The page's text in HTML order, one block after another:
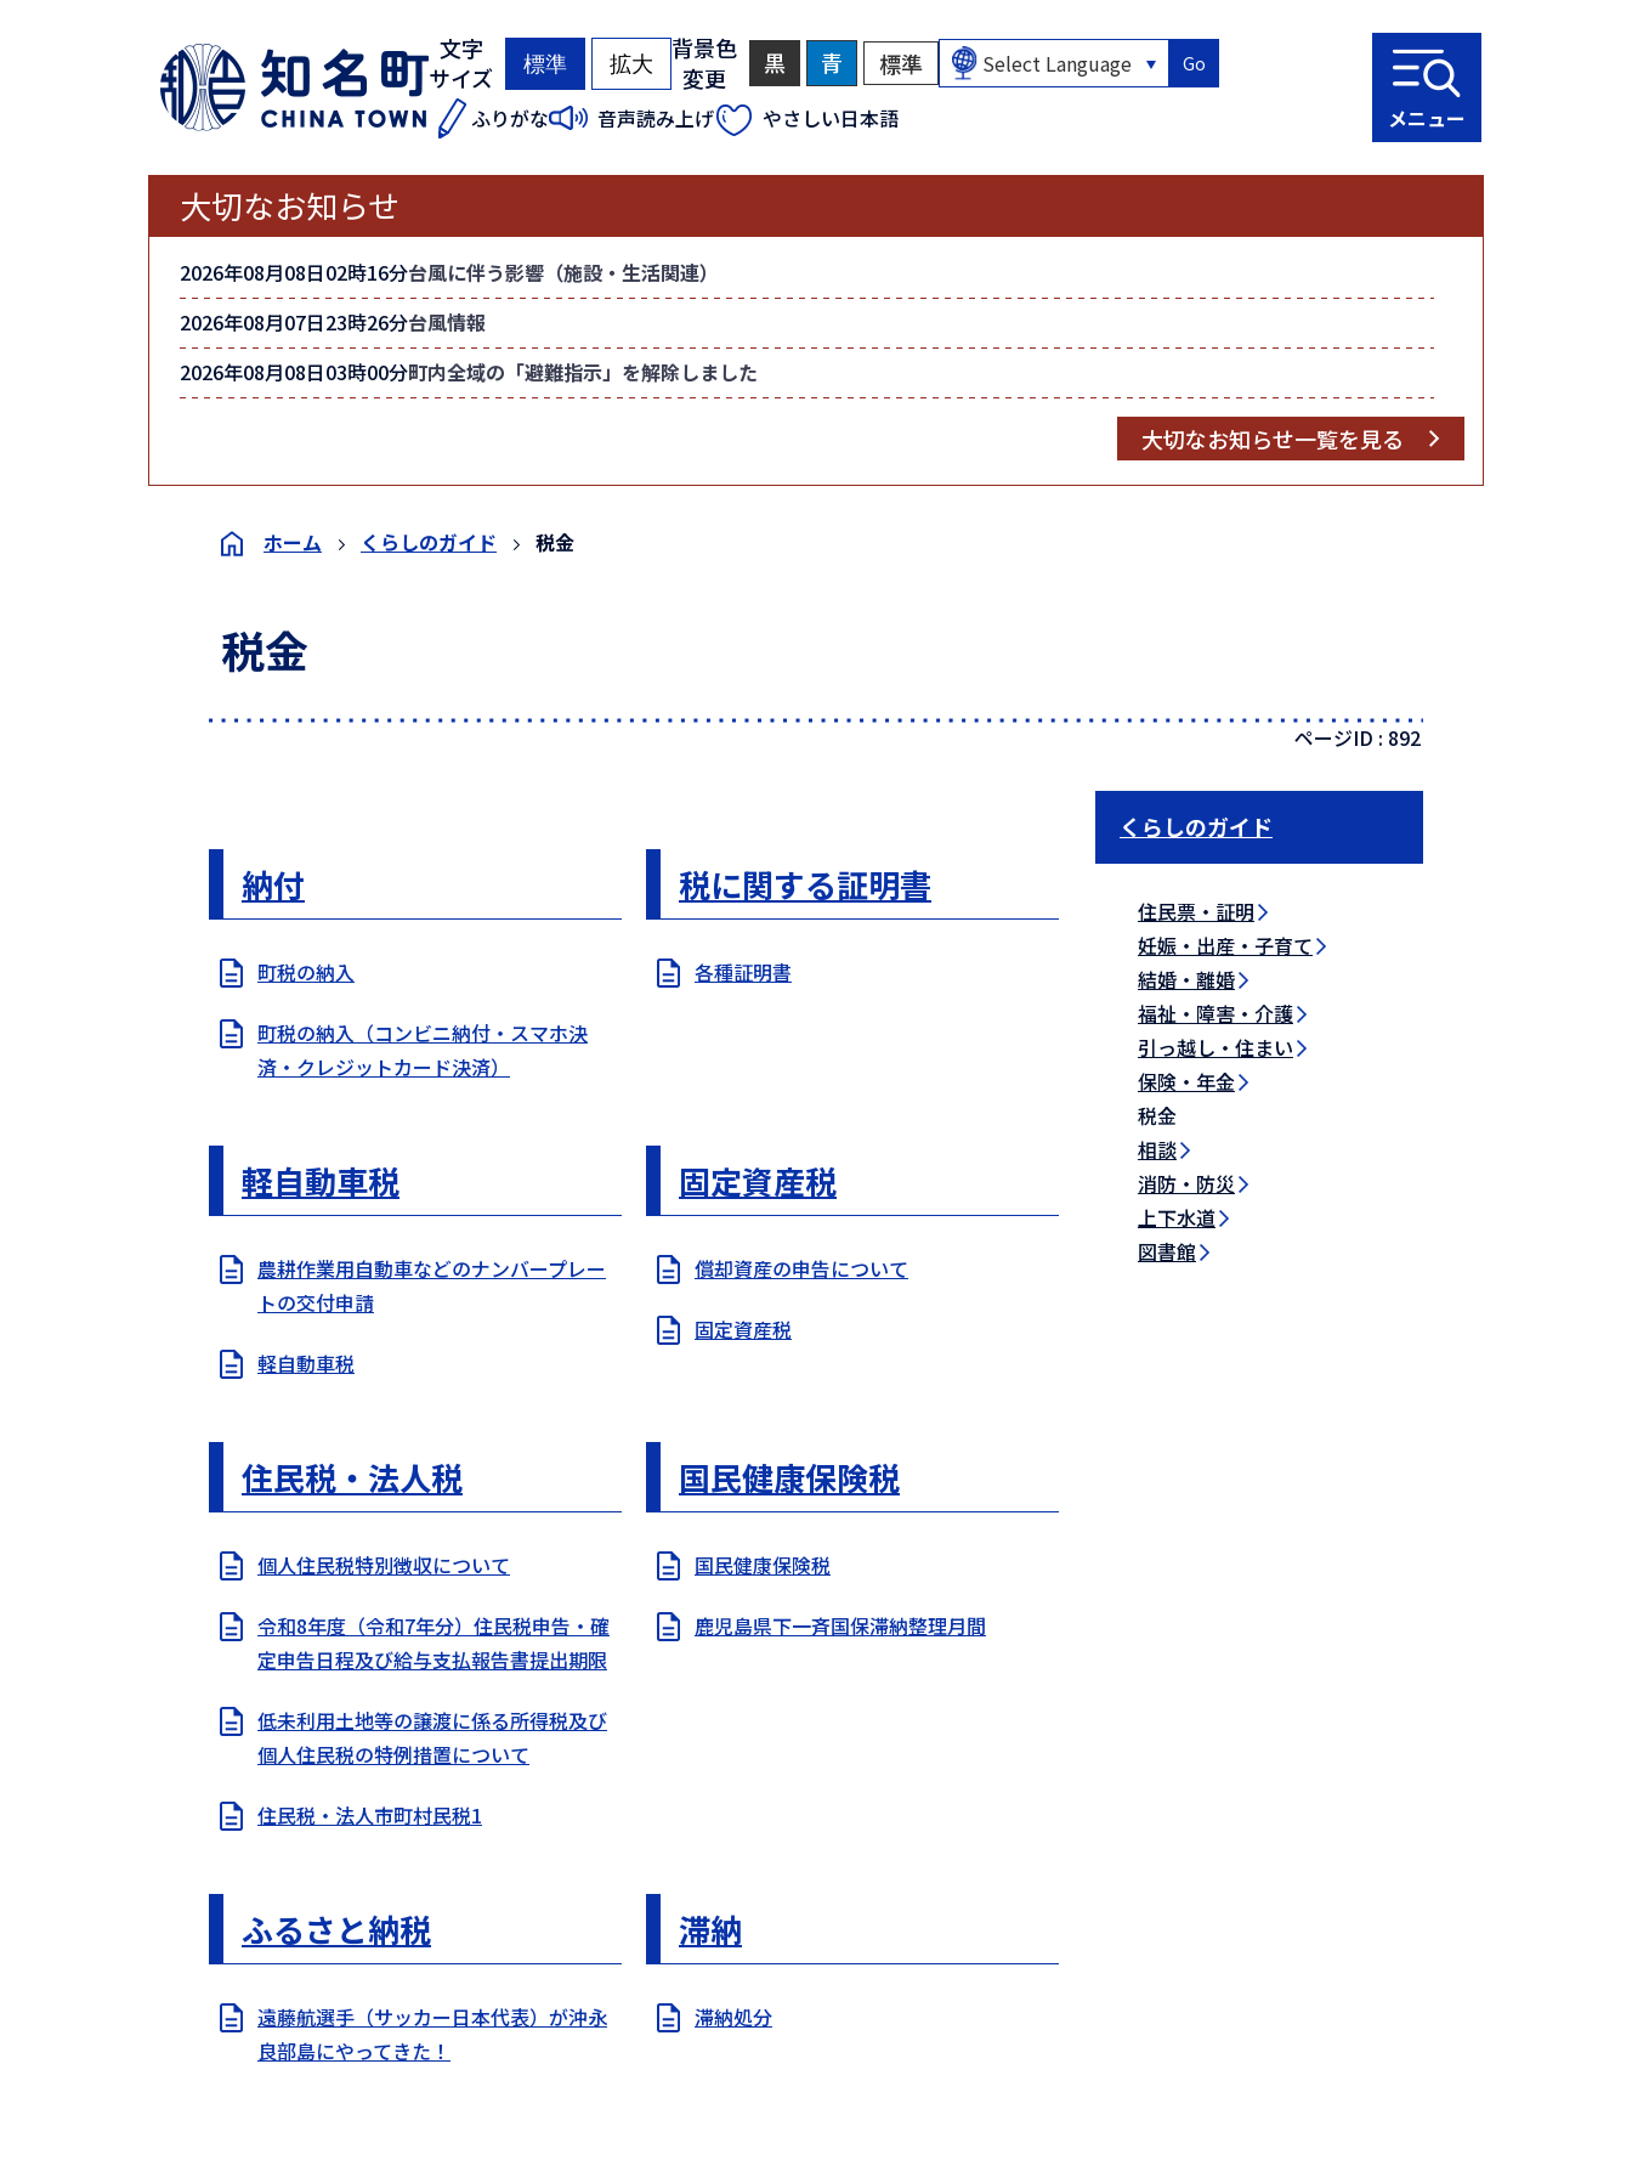
文字
サイズ
標準
（
期
拡大
（
期
背景色
変更
黒
景
色
を
色
る
青
景
色
を
色
る
標準
景
に
Go
ふりがな 音声読み上げ やさしい日本語 メニュー
大切なお知らせ
2026年08月08日02時16分台風に伴う影響（施設・生活関連）
2026年08月07日23時26分台風情報
2026年08月08日03時00分町内全域の「避難指示」を解除しました
大切なお知らせ一覧を見る
ホーム くらしのガイド 税金
税金
ページID : 892
納付
町税の納入
町税の納入（コンビニ納付・スマホ決
済・クレジットカード決済）
税に関する証明書
各種証明書
軽自動車税
農耕作業用自動車などのナンバープレー
トの交付申請
軽自動車税
固定資産税
償却資産の申告について
固定資産税
住民税・法人税
個人住民税特別徴収について
令和8年度（令和7年分）住民税申告・確
定申告日程及び給与支払報告書提出期限
低未利用土地等の譲渡に係る所得税及び
個人住民税の特例措置について
住民税・法人市町村民税1
国民健康保険税
国民健康保険税
鹿児島県下一斉国保滞納整理月間
ふるさと納税
遠藤航選手（サッカー日本代表）が沖永
良部島にやってきた！
滞納
滞納処分
くらしのガイド
住民票・証明
妊娠・出産・子育て
結婚・離婚
福祉・障害・介護
引っ越し・住まい
保険・年金
税金
相談
消防・防災
上下水道
図書館